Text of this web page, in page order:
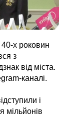
х роковин
з
від міста.
каналі.
і
мільйонів